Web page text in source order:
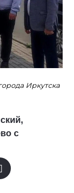
Иркутска
с